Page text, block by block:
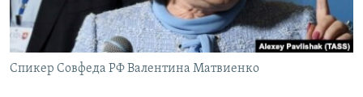
Спикер Совфеда РФ Валентина Матвиенко